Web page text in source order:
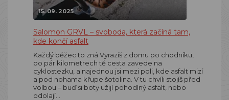
15. 09. 2025
Salomon GRVL – svoboda, která začíná tam,
kde končí asfalt
Každý běžec to zná Vyrazíš z domu po chodníku,
po pár kilometrech tě cesta zavede na
cyklostezku, a najednou jsi mezi poli, kde asfalt mizí
a pod nohama křupe šotolina. V tu chvíli stojíš před
volbou – buď si boty užijí pohodlný asfalt, nebo
odolají…